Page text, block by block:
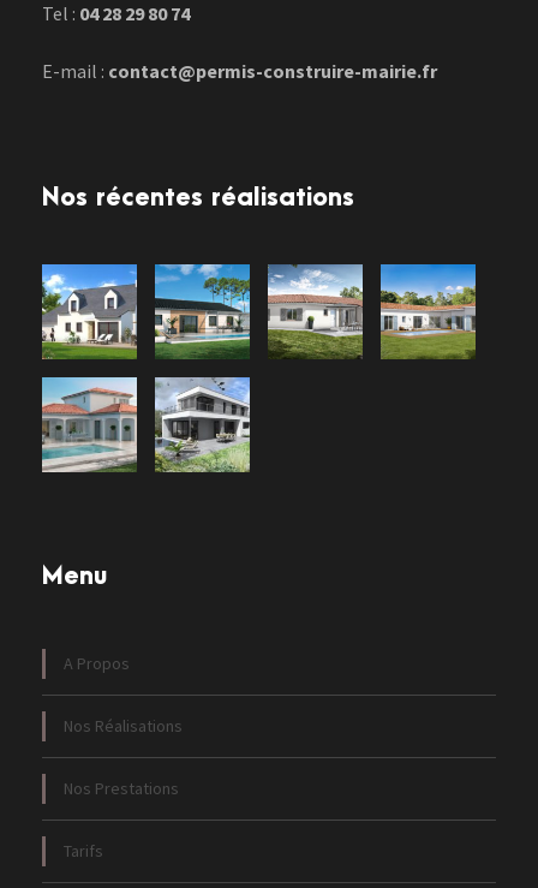
Tel : 04 28 29 80 74
E-mail : contact@permis-construire-mairie.fr
Nos récentes réalisations
Menu
A Propos
Nos Réalisations
Nos Prestations
Tarifs